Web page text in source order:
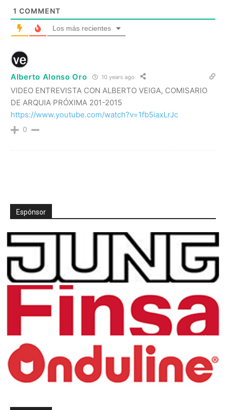
1 COMMENT
Los más recientes
Alberto Alonso Oro 10 years ago
VIDEO ENTREVISTA CON ALBERTO VEIGA, COMISARIO
DE ARQUIA PRÓXIMA 201-2015
https://www.youtube.com/watch?v=1fb5iaxLrJc
0
Espónsor